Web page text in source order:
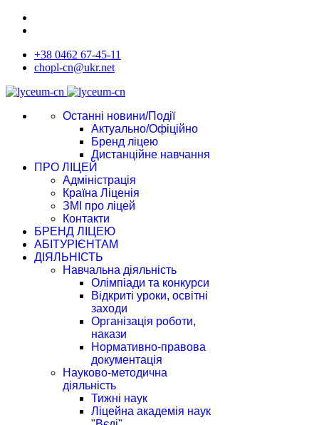
+38 0462 67-45-11
chopl-cn@ukr.net
Останні новини/Події
Актуально/Офіційно
Бренд ліцею
Дистанційне навчання
ПРО ЛІЦЕЙ
Адміністрація
Країна Ліценія
ЗМІ про ліцей
Контакти
БРЕНД ЛІЦЕЮ
АБІТУРІЄНТАМ
ДІЯЛЬНІСТЬ
Навчальна діяльність
Олімпіади та конкурси
Відкриті уроки, освітні
заходи
Організація роботи,
накази
Нормативно-правова
документація
Науково-методична
діяльність
Тижні наук
Ліцейна академія наук